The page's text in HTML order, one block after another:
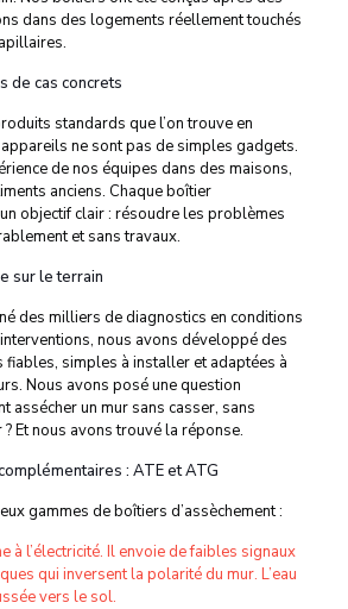
dans des logements réellement touchés
de cas concrets
standards que l’on trouve en
ne sont pas de simples gadgets.
de nos équipes dans des maisons,
anciens. Chaque boîtier
objectif clair : résoudre les problèmes
et sans travaux.
sur le terrain
des milliers de diagnostics en conditions
nous avons développé des
fiables, simples à installer et adaptées à
Nous avons posé une question
assécher un mur sans casser, sans
Et nous avons trouvé la réponse.
: ATE et ATG
gammes de boîtiers d’assèchement :
à l’électricité. Il envoie de faibles signaux
qui inversent la polarité du mur. L’eau
vers le sol.